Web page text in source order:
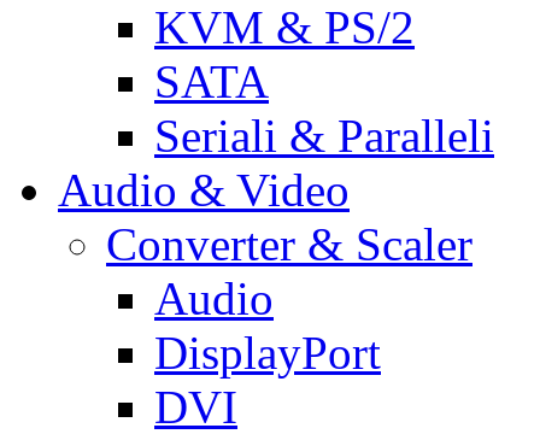
KVM & PS/2
SATA
Seriali & Paralleli
Audio & Video
Converter & Scaler
Audio
DisplayPort
DVI